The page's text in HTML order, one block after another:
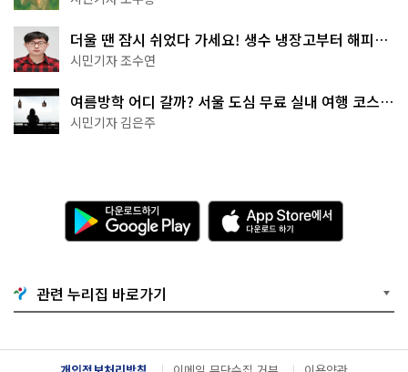
더울 땐 잠시 쉬었다 가세요! 생수 냉장고부터 해피소
·무더위쉼터까지
시민기자 조수연
여름방학 어디 갈까? 서울 도심 무료 실내 여행 코스
추천
시민기자 김은주
다
운
로
기
G
o
g
l
A
p
p
e
서
다
관련 누리집 바로가기